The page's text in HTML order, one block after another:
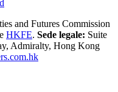
and Futures Commission
e HKFE. Sede legale: Suite
Admiralty, Hong Kong